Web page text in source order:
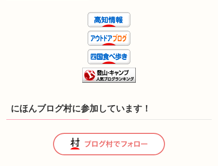
にほんブログ村に参加しています！